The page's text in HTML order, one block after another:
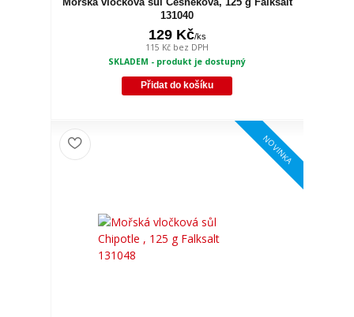
131040
129 Kč/ks
115 Kč bez DPH
SKLADEM - produkt je dostupný
Přidat do košíku
NOVINKA